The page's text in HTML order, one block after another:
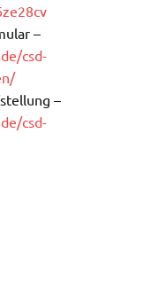
–
csd-
–
csd-